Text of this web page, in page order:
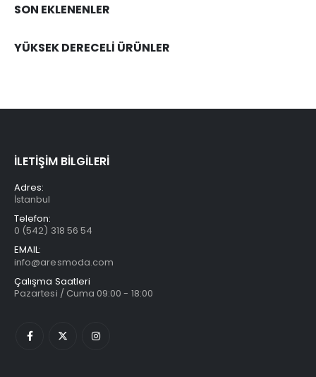
SON EKLENENLER
YÜKSEK DERECELİ ÜRÜNLER
İLETİŞİM BİLGİLERİ
Adres:
İstanbul
Telefon:
0 (542) 318 56 54
EMAIL:
info@aresmoda.com
Çalışma Saatleri
Pazartesi / Cuma 09:00 - 18:00